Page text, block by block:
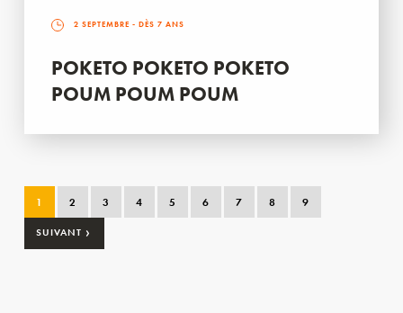
2 SEPTEMBRE - DÈS 7 ANS
POKETO POKETO POKETO
POUM POUM POUM
1 2 3 4 5 6 7 8 9
SUIVANT ›